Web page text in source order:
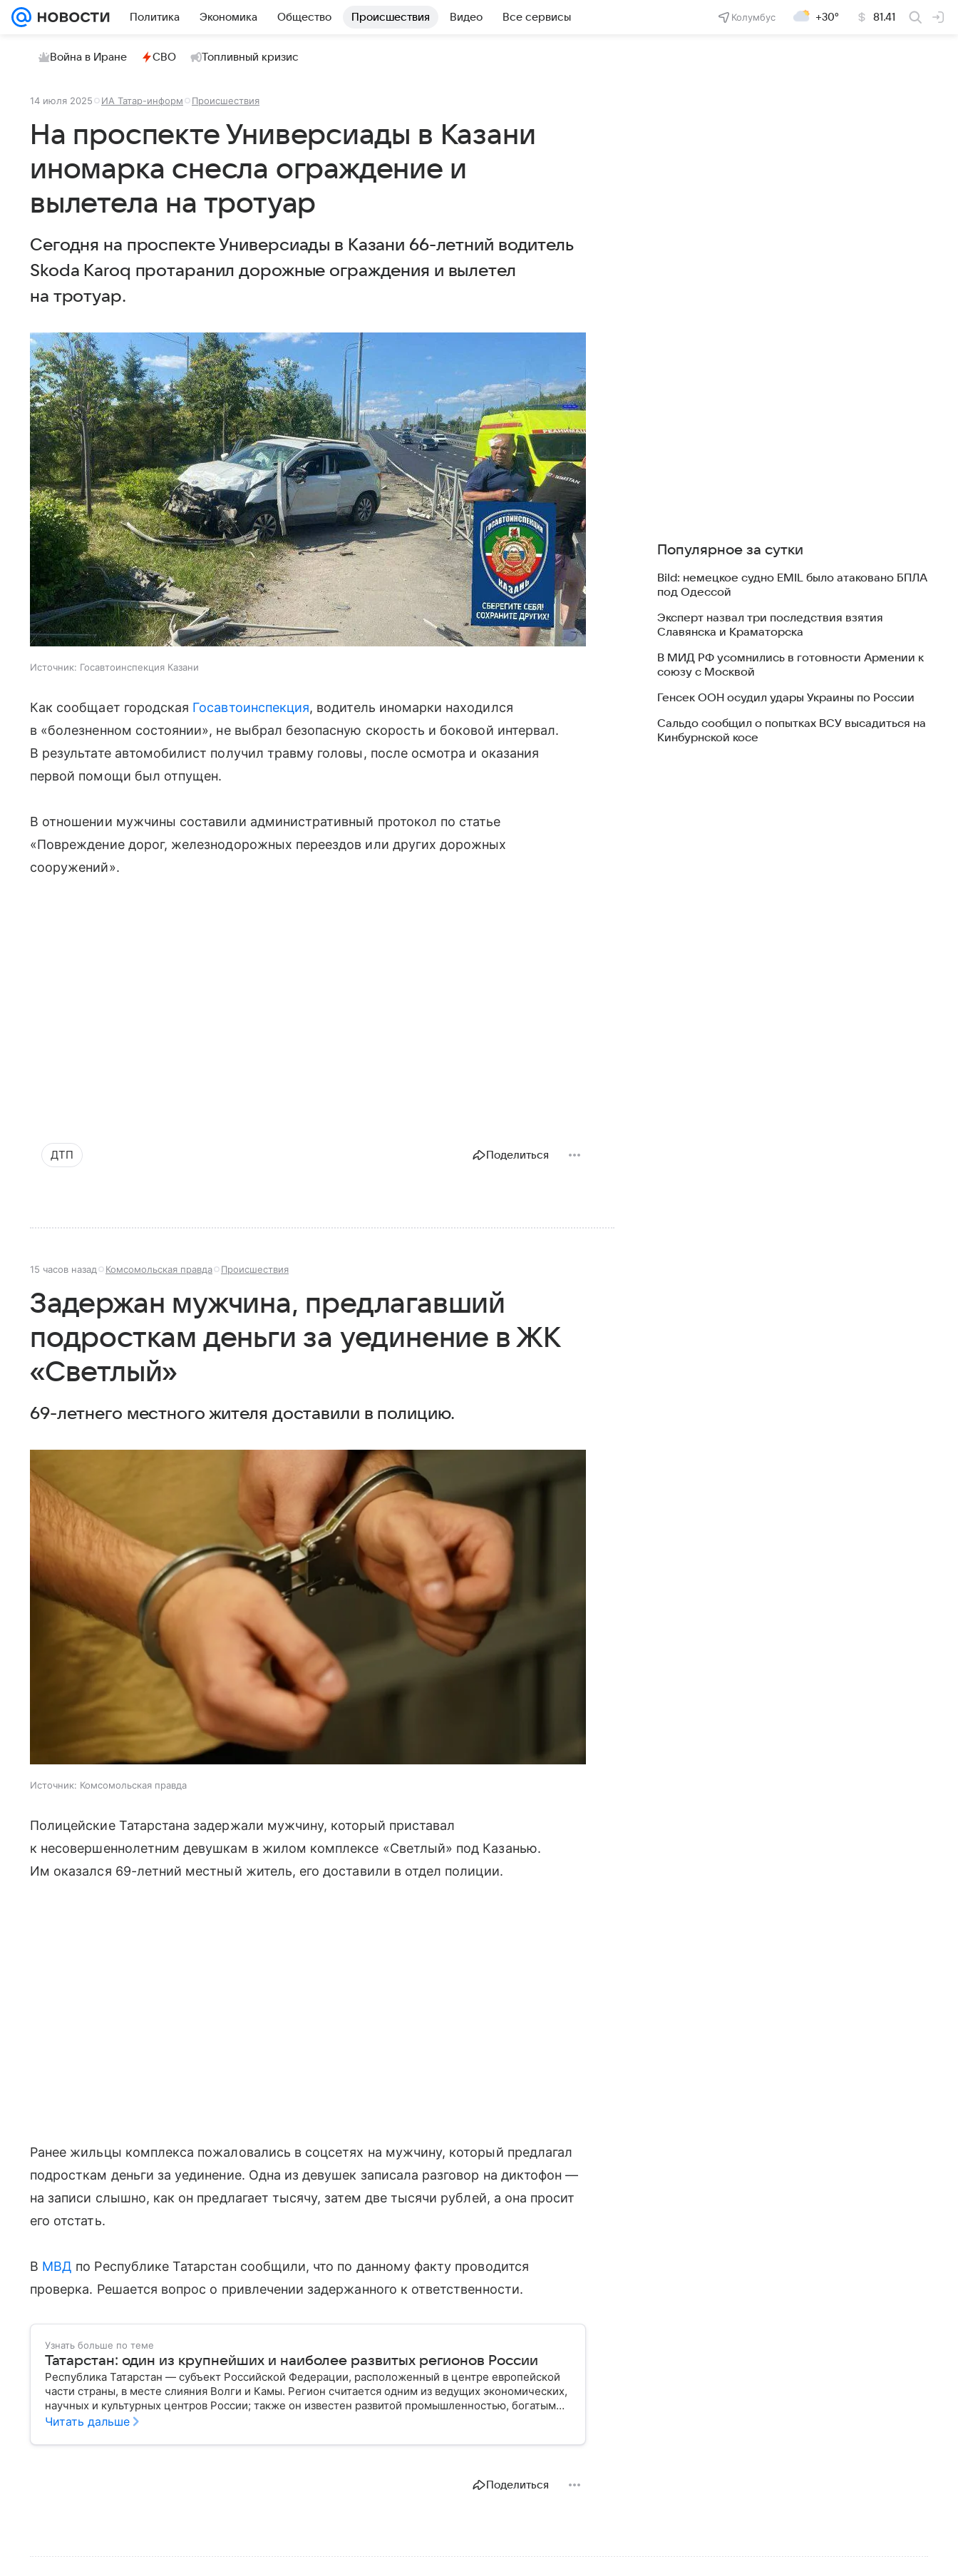
Политика Экономика Общество Происшествия Видео Все сервисы Колумбус +30° 81.41
Война в Иране СВО Топливный кризис
14 июля 2025 ИА Татар-информ Происшествия
На проспекте Универсиады в Казани
иномарка снесла ограждение и
вылетела на тротуар
Сегодня на проспекте Универсиады в Казани 66-летний водитель
Skoda Karoq протаранил дорожные ограждения и вылетел
на тротуар.
Источник: Госавтоинспекция Казани
Как сообщает городская Госавтоинспекция, водитель иномарки находился
в «болезненном состоянии», не выбрал безопасную скорость и боковой интервал.
В результате автомобилист получил травму головы, после осмотра и оказания
первой помощи был отпущен.
В отношении мужчины составили административный протокол по статье
«Повреждение дорог, железнодорожных переездов или других дорожных
сооружений».
ДТП Поделиться
15 часов назад Комсомольская правда Происшествия
Задержан мужчина, предлагавший
подросткам деньги за уединение в ЖК
«Светлый»
69-летнего местного жителя доставили в полицию.
Источник: Комсомольская правда
Полицейские Татарстана задержали мужчину, который приставал
к несовершеннолетним девушкам в жилом комплексе «Светлый» под Казанью.
Им оказался 69-летний местный житель, его доставили в отдел полиции.
Ранее жильцы комплекса пожаловались в соцсетях на мужчину, который предлагал
подросткам деньги за уединение. Одна из девушек записала разговор на диктофон —
на записи слышно, как он предлагает тысячу, затем две тысячи рублей, а она просит
его отстать.
В МВД по Республике Татарстан сообщили, что по данному факту проводится
проверка. Решается вопрос о привлечении задержанного к ответственности.
Узнать больше по теме
Татарстан: один из крупнейших и наиболее развитых регионов России
Республика Татарстан — субъект Российской Федерации, расположенный в центре европейской
части страны, в месте слияния Волги и Камы. Регион считается одним из ведущих экономических,
научных и культурных центров России; также он известен развитой промышленностью, богатым
историческим наследием, многонациональным населением и столицей — Казанью. Собрали все
Читать дальше
Поделиться
Популярное за сутки
Bild: немецкое судно EMIL было атаковано БПЛА
под Одессой
Эксперт назвал три последствия взятия
Славянска и Краматорска
В МИД РФ усомнились в готовности Армении к
союзу с Москвой
Генсек ООН осудил удары Украины по России
Сальдо сообщил о попытках ВСУ высадиться на
Кинбурнской косе